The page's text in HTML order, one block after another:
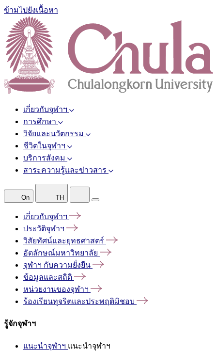
ข้ามไปยังเนื้อหา
เกี่ยวกับจุฬาฯ
การศึกษา
วิจัยและนวัตกรรม
ชีวิตในจุฬาฯ
บริการสังคม
สาระความรู้และข่าวสาร
On TH
เกี่ยวกับจุฬาฯ
ประวัติจุฬาฯ
วิสัยทัศน์และยุทธศาสตร์
อัตลักษณ์มหาวิทยาลัย
จุฬาฯ กับความยั่งยืน
ข้อมูลและสถิติ
หน่วยงานของจุฬาฯ
ร้องเรียนทุจริตและประพฤติมิชอบ
รู้จักจุฬาฯ
แนะนำจุฬาฯ แนะนำจุฬาฯ